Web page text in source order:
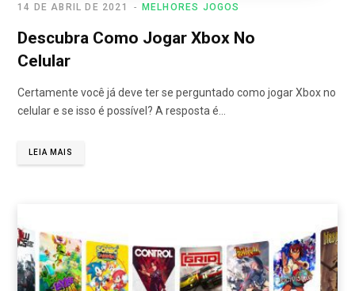
MELHORES JOGOS
14 DE ABRIL DE 2021
Descubra Como Jogar Xbox No
Celular
Certamente você já deve ter se perguntado como jogar Xbox no
celular e se isso é possível? A resposta é…
LEIA MAIS